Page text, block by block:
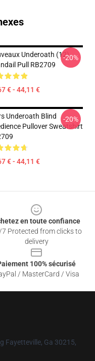
Underoath (12)
Pull RB2709
€ - 44,11 €
-20%
Underoath Blind
Pullover Sweatshirt
€ - 44,11 €
-20%
en toute confiance
Protected from clicks to
delivery
100% sécurisé
/ MasterCard / Visa
Fayetteville, Ga 30215,